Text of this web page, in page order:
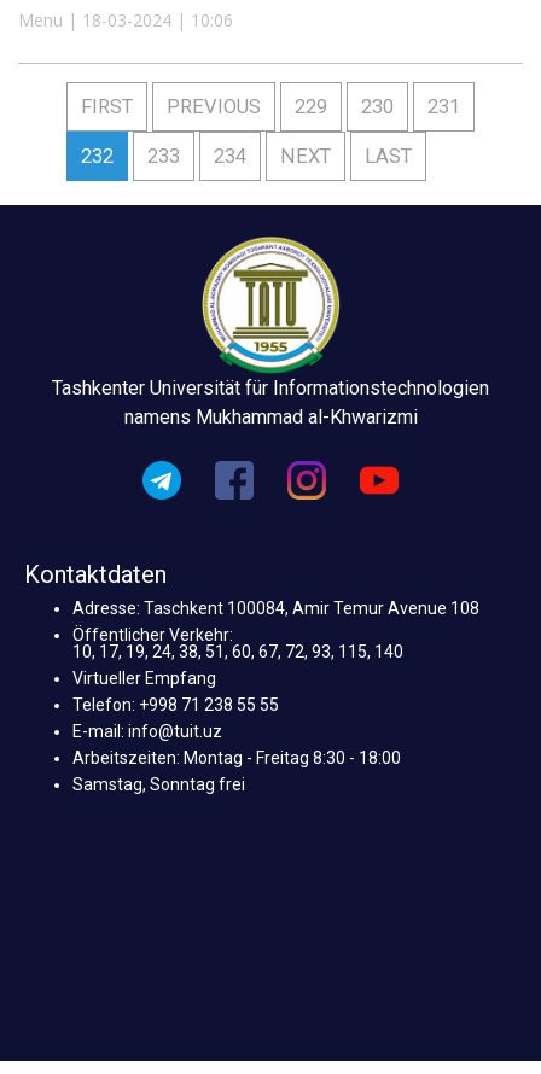
Menu | 18-03-2024 | 10:06
FIRST PREVIOUS 229 230 231
232 233 234 NEXT LAST
Tashkenter Universität für Informationstechnologien
namens Mukhammad al-Khwarizmi
Kontaktdaten
Adresse: Taschkent 100084, Amir Temur Avenue 108
Öffentlicher Verkehr:
10, 17, 19, 24, 38, 51, 60, 67, 72, 93, 115, 140
Virtueller Empfang
Telefon: +998 71 238 55 55
E-mail: info@tuit.uz
Arbeitszeiten: Montag - Freitag 8:30 - 18:00
Samstag, Sonntag frei